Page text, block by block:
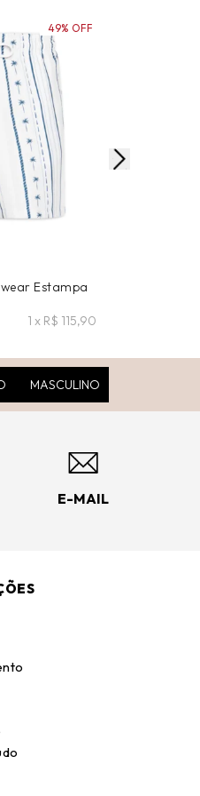
Estampa
1 x R$ 115,90
49% OFF
MASCULINO
E-MAIL